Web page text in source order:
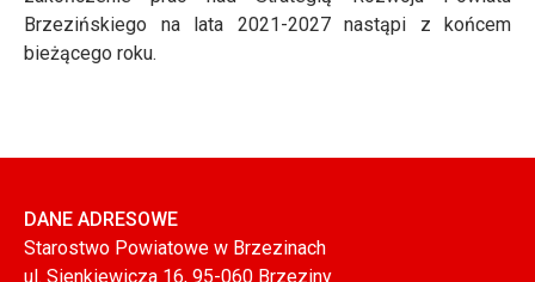
Brzezińskiego na lata 2021-2027 nastąpi z końcem
bieżącego roku.
DANE ADRESOWE
Starostwo Powiatowe w Brzezinach
ul. Sienkiewicza 16, 95-060 Brzeziny